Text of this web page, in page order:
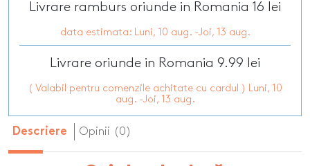
Livrare ramburs oriunde in Romania 16 lei
data estimata: Luni, 10 aug. -Joi, 13 aug.
Livrare oriunde in Romania 9.99 lei
( Valabil pentru comenzile achitate cu cardul ) Luni, 10
aug. -Joi, 13 aug.
Descriere Opinii (0)